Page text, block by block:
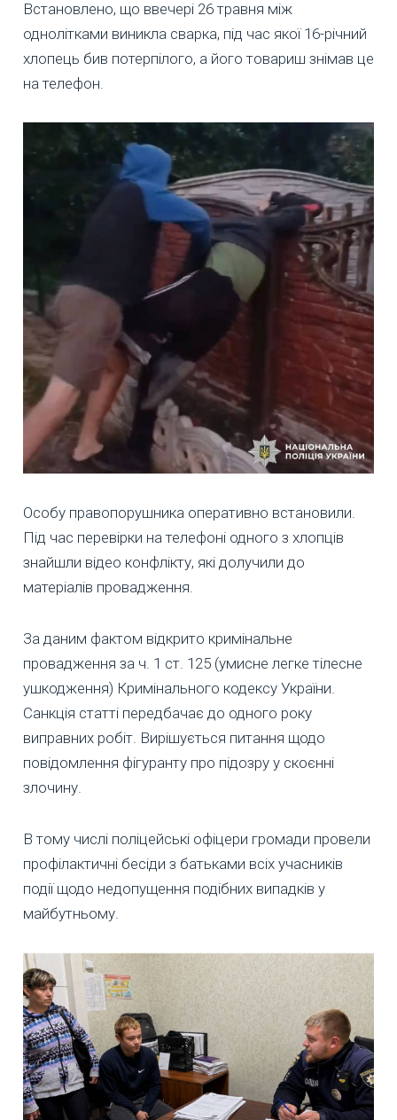
Встановлено, що ввечері 26 травня між
однолітками виникла сварка, під час якої 16-річний
хлопець бив потерпілого, а його товариш знімав це
на телефон.
Особу правопорушника оперативно встановили.
Під час перевірки на телефоні одного з хлопців
знайшли відео конфлікту, які долучили до
матеріалів провадження.
За даним фактом відкрито кримінальне
провадження за ч. 1 ст. 125 (умисне легке тілесне
ушкодження) Кримінального кодексу України.
Санкція статті передбачає до одного року
виправних робіт. Вирішується питання щодо
повідомлення фігуранту про підозру у скоєнні
злочину.
В тому числі поліцейські офіцери громади провели
профілактичні бесіди з батьками всіх учасників
події щодо недопущення подібних випадків у
майбутньому.